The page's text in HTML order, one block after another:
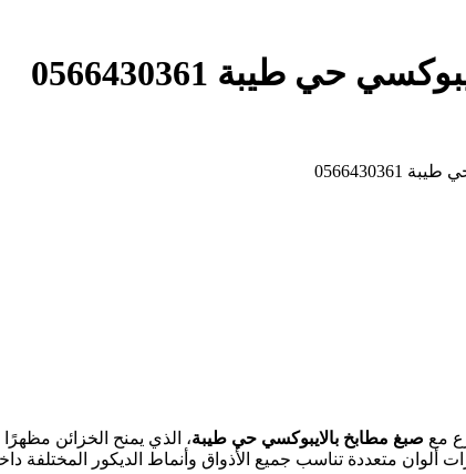
حي طيبة 0566430361
مع صبغ مطابخ بالايبوكسي حي طيبة، الذي يمنح الخزائن
ألوان متعددة تناسب جميع الأذواق وأنماط الديكور المختلفة